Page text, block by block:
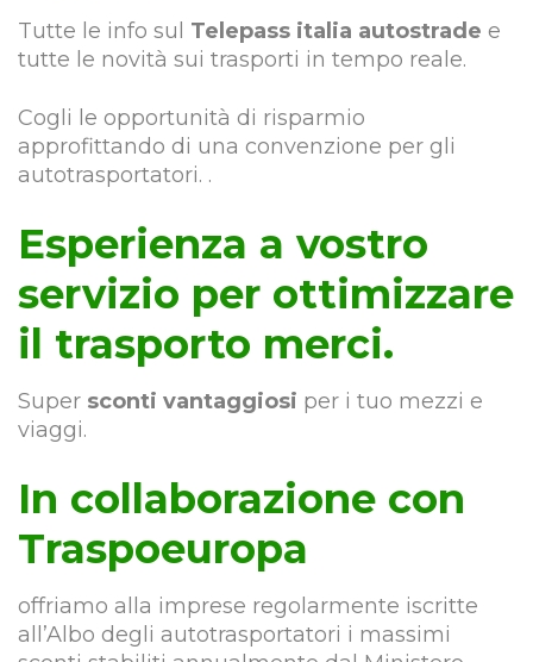
Tutte le info sul Telepass italia autostrade e
tutte le novità sui trasporti in tempo reale.
Cogli le opportunità di risparmio
approfittando di una convenzione per gli
autotrasportatori. .
Esperienza a vostro
servizio per ottimizzare
il trasporto merci.
Super sconti vantaggiosi per i tuo mezzi e
viaggi.
In collaborazione con
Traspoeuropa
offriamo alla imprese regolarmente iscritte
all’Albo degli autotrasportatori i massimi